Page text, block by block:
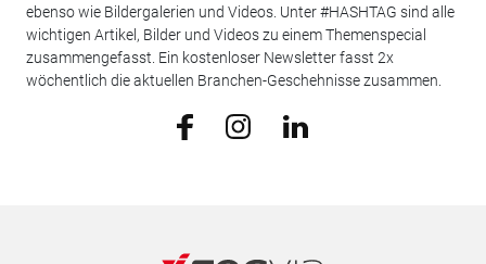
ebenso wie Bildergalerien und Videos. Unter #HASHTAG sind alle
wichtigen Artikel, Bilder und Videos zu einem Themenspecial
zusammengefasst. Ein kostenloser Newsletter fasst 2x
wöchentlich die aktuellen Branchen-Geschehnisse zusammen.